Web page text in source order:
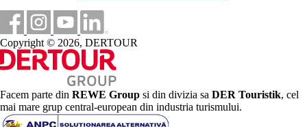
Descrierea plajei
privat
nisipos
bar pe plaja
sezlonguri, umbrele si prosoape gratuite
Activitati gratuite
Lectii de dans oriental
Fotbal
Copyright © 2026, DERTOUR
Facem parte din REWE Group si din divizia sa DER Touristik, cel
mai mare grup central-european din industria turismului.